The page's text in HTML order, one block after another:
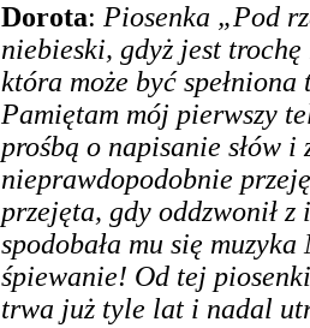
Dorota: Piosenka „Pod
niebieski, gdyż jest
która może być
Pamiętam mój pierwszy
prośbą o napisanie słów i
nieprawdopodobnie
przejęta, gdy oddzwonił
spodobała mu się
śpiewanie! Od tej
trwa już tyle lat i nadal